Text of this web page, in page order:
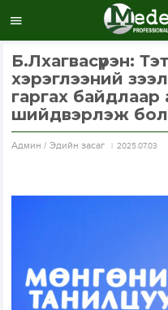
Б.Лхагвасүрэн:
хэрэглээний
гаргах байдлаар
шийдвэрлэж
Aдмин / Эдийн засаг 2025.07.03